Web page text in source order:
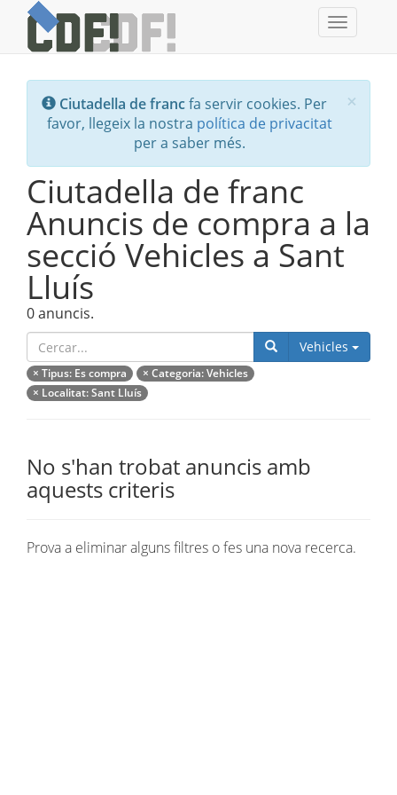
Toggle
×
Ciutadella de francfa servir cookies. Per
favor, llegeix la nostra política de privacitat
per a saber més.
Ciutadella de franc
Anuncis de compra a la
secció Vehicles a Sant
Lluís
0 anuncis.
Vehicles
× Tipus: Es compra × Categoria: Vehicles
× Localitat: Sant Lluís
No s'han trobat anuncis amb
aquests criteris
Prova a eliminar alguns filtres o fes una nova recerca.